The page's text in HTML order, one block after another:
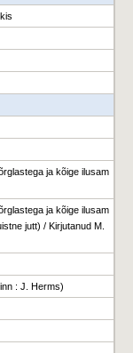
ja kõige ilusam
ja kõige ilusam
jutt) / Kirjutanud M.
: J. Herms)